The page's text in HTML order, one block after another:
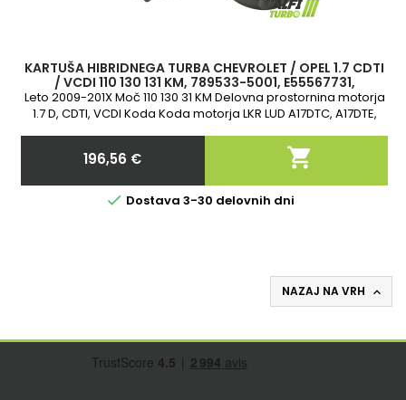
KARTUŠA HIBRIDNEGA TURBA CHEVROLET / OPEL 1.7 CDTI
/ VCDI 110 130 131 KM, 789533-5001, E55567731,
55567731, E860198, 860198
Leto 2009-201X Moč 110 130 31 KM Delovna prostornina motorja
1.7 D, CDTI, VCDI Koda Koda motorja LKR LUD A17DTC, A17DTE,
Cena
196,56 € 
 Dostava 3-30 delovnih dni
NAZAJ NA VRH 